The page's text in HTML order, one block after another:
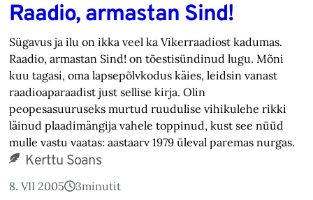
Raadio, armastan Sind!
Sügavus ja ilu on ikka veel ka Vikerraadiost kadumas.
Raadio, armastan Sind! on tõestisündinud lugu. Mõni
kuu tagasi, oma lapsepõlvkodus käies, leidsin vanast
raadioaparaadist just sellise kirja. Olin
peopesasuuruseks murtud ruudulise vihikulehe rikki
läinud plaadimängija vahele toppinud, kust see nüüd
mulle vastu vaatas: aastaarv 1979 üleval paremas nurgas.
Kerttu Soans
8. VII 2005 3minutit